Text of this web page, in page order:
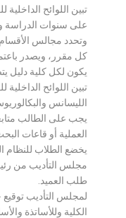
تبين اللوائح الداخلية
على سنوات الدراسة
وتحدد مجالس
كل مقرر، ويصدر
يكون لكل كلية دليل
تبين اللوائح
الليسانس
يجب على الطالب
العملية أو قاعات
يخضع الطلاب للنظام
مجلس التأديب من
طلب العميد.
لمجلس التأديب توقيع
الكلية وللأساتذة